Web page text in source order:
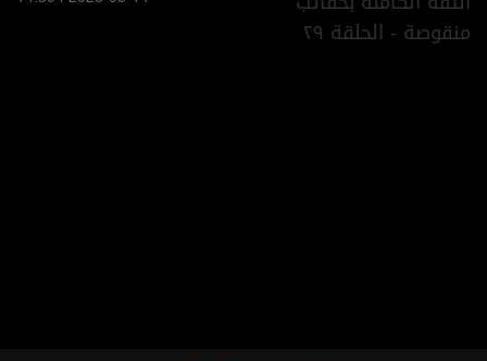
منقوصة - الحلقة ٢٩